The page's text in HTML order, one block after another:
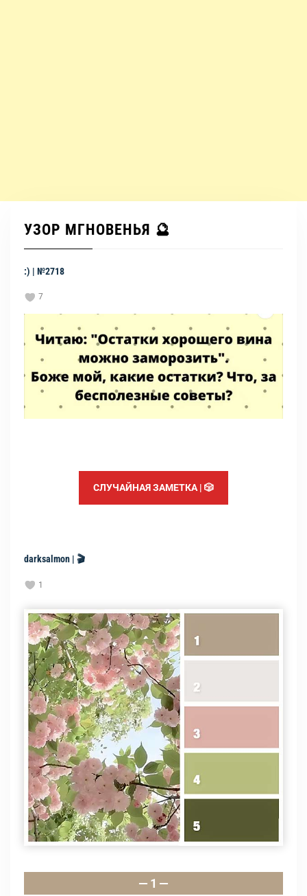
УЗОР МГНОВЕНЬЯ 🔮
:) | №2718
7
СЛУЧАЙНАЯ ЗАМЕТКА | 🎲
darksalmon | 🎬
1
— 1 —